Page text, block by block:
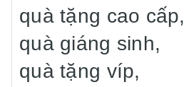
quà tặng cao cấp,
quà giáng sinh,
quà tặng víp,